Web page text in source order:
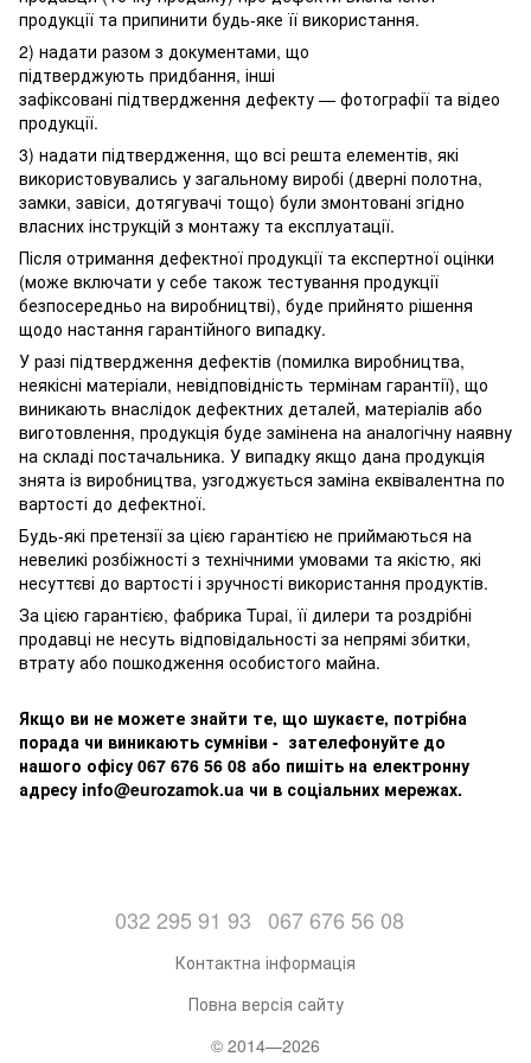
продукції та припинити будь-яке її використання.
2) надати разом з документами, що
підтверджують придбання, інші
зафіксовані підтвердження дефекту — фотографії та відео
продукції.
3) надати підтвердження, що всі решта елементів, які
використовувались у загальному виробі (дверні полотна,
замки, завіси, дотягувачі тощо) були змонтовані згідно
власних інструкцій з монтажу та експлуатації.
Після отримання дефектної продукції та експертної оцінки
(може включати у себе також тестування продукції
безпосередньо на виробництві), буде прийнято рішення
щодо настання гарантійного випадку.
У разі підтвердження дефектів (помилка виробництва,
неякісні матеріали, невідповідність термінам гарантії), що
виникають внаслідок дефектних деталей, матеріалів або
виготовлення, продукція буде замінена на аналогічну наявну
на складі постачальника. У випадку якщо дана продукція
знята із виробництва, узгоджується заміна еквівалентна по
вартості до дефектної.
Будь-які претензії за цією гарантією не приймаються на
невеликі розбіжності з технічними умовами та якістю, які
несуттєві до вартості і зручності використання продуктів.
За цією гарантією, фабрика Tupai, її дилери та роздрібні
продавці не несуть відповідальності за непрямі збитки,
втрату або пошкодження особистого майна.
Якщо ви не можете знайти те, що шукаєте, потрібна
порада чи виникають сумніви - зателефонуйте до
нашого офісу 067 676 56 08 або пишіть на електронну
адресу info@eurozamok.ua чи в соціальних мережах.
032 295 91 93 067 676 56 08
Контактна інформація
Повна версія сайту
© 2014—2026